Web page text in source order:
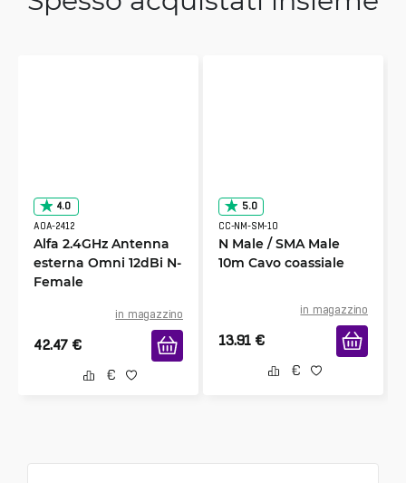
4.0
AOA-2412
Alfa 2.4GHz Antenna
esterna Omni 12dBi N-
Female
in magazzino
42.47 €
5.0
CC-NM-SM-10
N Male / SMA Male
10m Cavo coassiale
in magazzino
13.91 €